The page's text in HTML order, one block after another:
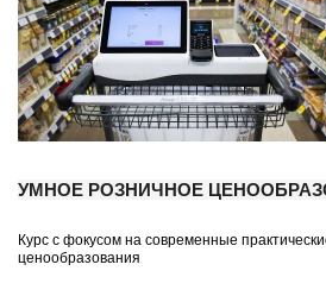
УМНОЕ РОЗНИЧНОЕ
Курс с фокусом на современные
ценообразования